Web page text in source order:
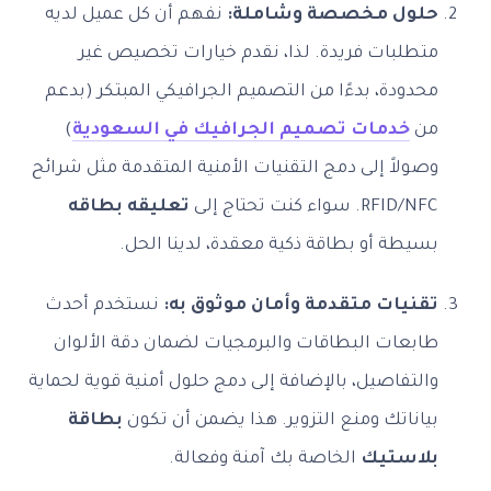
حلول مخصصة وشاملة: نفهم أن كل عميل لديه
متطلبات فريدة. لذا، نقدم خيارات تخصيص غير
محدودة، بدءًا من التصميم الجرافيكي المبتكر (بدعم
منخدمات تصميم الجرافيك في السعودية)
وصولاً إلى دمج التقنيات الأمنية المتقدمة مثل شرائح
RFID/NFC. سواء كنت تحتاج إلى تعليقه بطاقه
بسيطة أو بطاقة ذكية معقدة، لدينا الحل.
تقنيات متقدمة وأمان موثوق به: نستخدم أحدث
طابعات البطاقات والبرمجيات لضمان دقة الألوان
والتفاصيل، بالإضافة إلى دمج حلول أمنية قوية لحماية
بياناتك ومنع التزوير. هذا يضمن أن تكون بطاقة
بلاستيك الخاصة بك آمنة وفعالة.